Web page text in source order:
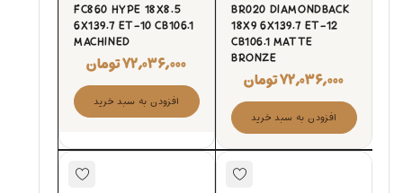
BR020 DIAMONDBACK
18X9 6X139.7 ET-12
CB106.1 MATTE
BRONZE
۷۲,۰۳۶,۰۰۰تومان
افزودن به سبد خرید
FC860 HYPE 18X8.5
6X139.7 ET-10 CB106.1
MACHINED
۷۲,۰۳۶,۰۰۰تومان
افزودن به سبد خرید